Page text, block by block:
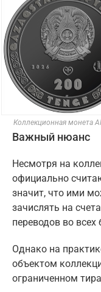
Коллекционная монета
Важный нюанс
Несмотря на
официально
значит, что ими
зачислять на
переводов во всех
Однако на
объектом
ограниченном